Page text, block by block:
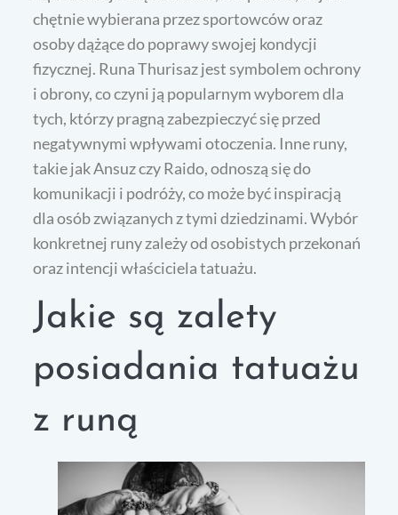
chętnie wybierana przez sportowców oraz
osoby dążące do poprawy swojej kondycji
fizycznej. Runa Thurisaz jest symbolem ochrony
i obrony, co czyni ją popularnym wyborem dla
tych, którzy pragną zabezpieczyć się przed
negatywnymi wpływami otoczenia. Inne runy,
takie jak Ansuz czy Raido, odnoszą się do
komunikacji i podróży, co może być inspiracją
dla osób związanych z tymi dziedzinami. Wybór
konkretnej runy zależy od osobistych przekonań
oraz intencji właściciela tatuażu.
Jakie są zalety
posiadania tatuażu
z runą